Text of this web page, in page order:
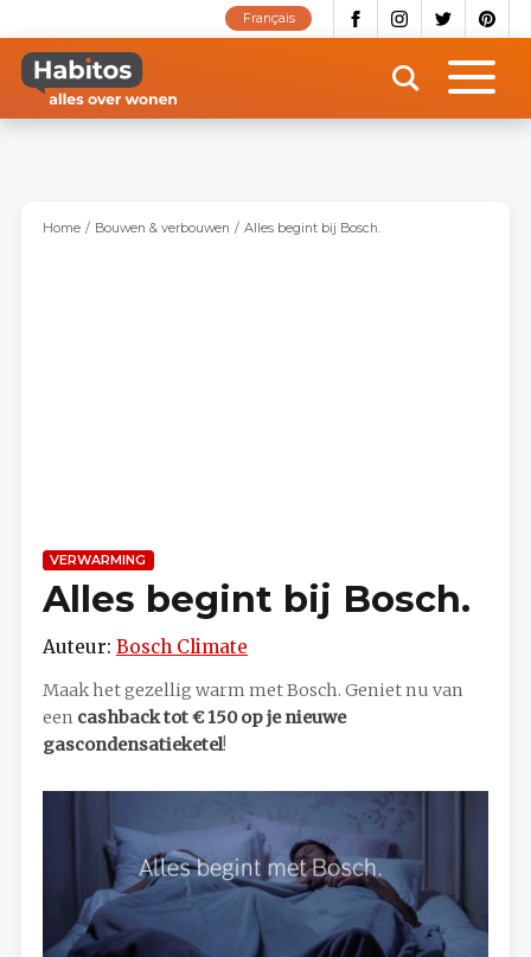
naar
inhoud
gaan
Français
Home Bouwen & verbouwen Alles begint bij Bosch.
VERWARMING
Alles begint bij Bosch.
Auteur: Bosch Climate
Maak het gezellig warm met Bosch. Geniet nu van
een cashback tot € 150 op je nieuwe
gascondensatieketel!